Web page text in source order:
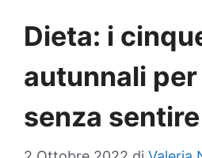
Dieta: i
autunnali
senza